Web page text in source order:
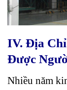
IV. Địa
Được
Nhiều năm